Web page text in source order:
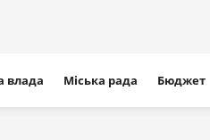
влада Міська рада Бюджет